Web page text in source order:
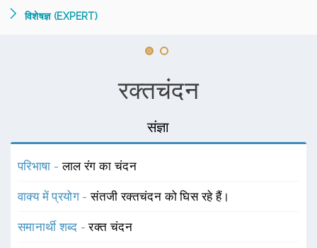
विशेषज्ञ (EXPERT)
रक्तचंदन
संज्ञा
परिभाषा -लाल रंग का चंदन
वाक्य में प्रयोग -संतजी रक्तचंदन को घिस रहे हैं।
समानार्थी शब्द -रक्त चंदन